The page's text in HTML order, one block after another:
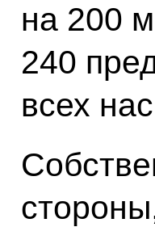
на 200
240
всех